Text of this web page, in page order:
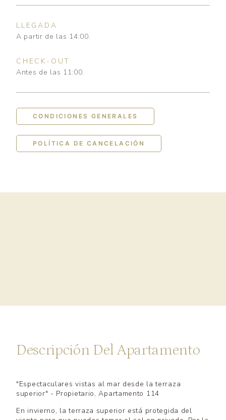
LLEGADA
A partir de las 14:00.
CHECK-OUT
Antes de las 11:00.
CONDICIONES GENERALES
POLÍTICA DE CANCELACIÓN
Descripción Del Apartamento
"Espectaculares vistas al mar desde la terraza
superior" - Propietario, Apartamento 114
En invierno, la terraza superior está protegida del